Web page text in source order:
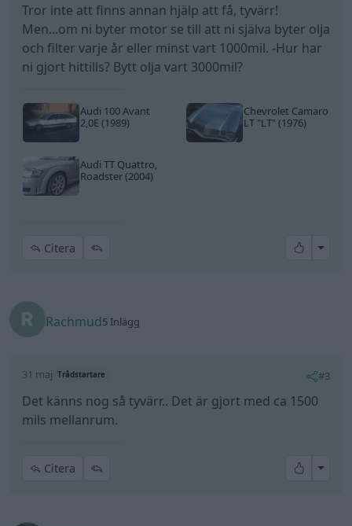
Tror inte att finns annan hjälp att få, tyvärr!
Men...om ni byter motor se till att ni själva byter olja
och filter varje år eller minst vart 1000mil. -Hur har
ni gjort hittills? Bytt olja vart 3000mil?
Audi 100 Avant
2,0E (1989)
Chevrolet Camaro
LT "LT"(1976)
Audi TT Quattro,
Roadster (2004)
Citera All
Rachmud5 Inlägg
31 maj Trådstartare #3
Det känns nog så tyvärr.. Det är gjort med ca 1500
mils mellanrum.
Citera All